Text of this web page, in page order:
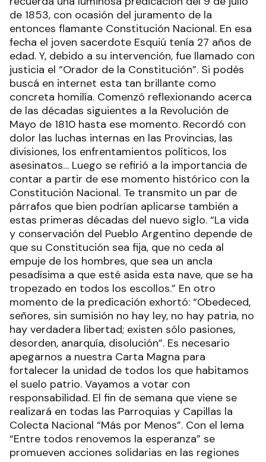
de 1853, con ocasión del juramento de la
entonces flamante Constitución Nacional. En esa
fecha el joven sacerdote Esquiú tenía 27 años de
edad. Y, debido a su intervención, fue llamado con
justicia el “Orador de la Constitución”. Si podés
buscá en internet esta tan brillante como
concreta homilía. Comenzó reflexionando acerca
de las décadas siguientes a la Revolución de
Mayo de 1810 hasta ese momento. Recordó con
dolor las luchas internas en las Provincias, las
divisiones, los enfrentamientos políticos, los
asesinatos… Luego se refirió a la importancia de
contar a partir de ese momento histórico con la
Constitución Nacional. Te transmito un par de
párrafos que bien podrían aplicarse también a
estas primeras décadas del nuevo siglo. “La vida
y conservación del Pueblo Argentino depende de
que su Constitución sea fija, que no ceda al
empuje de los hombres, que sea un ancla
pesadísima a que esté asida esta nave, que se ha
tropezado en todos los escollos.” En otro
momento de la predicación exhortó: “Obedeced,
señores, sin sumisión no hay ley, no hay patria, no
hay verdadera libertad; existen sólo pasiones,
desorden, anarquía, disolución”. Es necesario
apegarnos a nuestra Carta Magna para
fortalecer la unidad de todos los que habitamos
el suelo patrio. Vayamos a votar con
responsabilidad. El fin de semana que viene se
realizará en todas las Parroquias y Capillas la
Colecta Nacional “Más por Menos”. Con el lema
“Entre todos renovemos la esperanza” se
promueven acciones solidarias en las regiones